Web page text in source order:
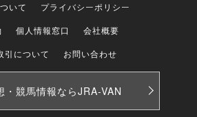
いて
プライバシーポリシー
個人情報窓口
会社概要
引について
お問い合わせ
・競馬情報ならJRA-VAN